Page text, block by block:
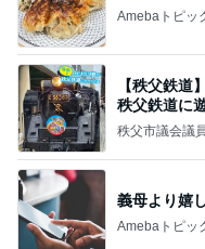
Amebaトピッ
【秩父鉄
秩父鉄道に
秩父市議会議
義母より嬉
Amebaトピッ